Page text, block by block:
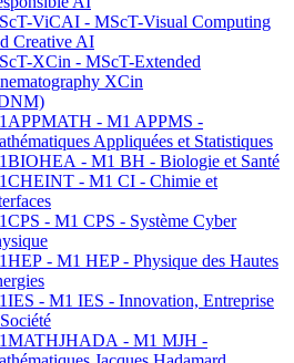
ViCAI - MScT-Visual Computing
Creative AI
XCin - MScT-Extended
XCin
- M1 APPMS -
Appliquées et Statistiques
- M1 BH - Biologie et Santé
- M1 CI - Chimie et
- M1 CPS - Système Cyber
- M1 HEP - Physique des Hautes
- M1 IES - Innovation, Entreprise
- M1 MJH -